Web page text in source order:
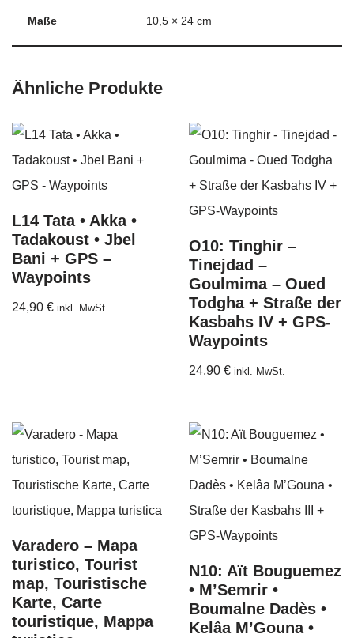
Maße 10,5 × 24 cm
Ähnliche Produkte
L14 Tata • Akka •
Tadakoust • Jbel
Bani + GPS –
Waypoints
24,90 € inkl. MwSt.
O10: Tinghir –
Tinejdad –
Goulmima – Oued
Todgha + Straße der
Kasbahs IV + GPS-
Waypoints
24,90 € inkl. MwSt.
Varadero – Mapa
turistico, Tourist
map, Touristische
Karte, Carte
touristique, Mappa
N10: Aït Bouguemez
• M’Semrir •
Boumalne Dadès •
Kelâa M’Gouna •